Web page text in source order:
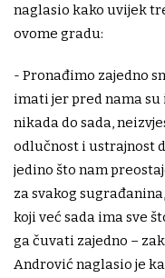
naglasio kako uvijek
ovome gradu:
- Pronađimo zajedno
imati jer pred nama su
nikada do sada,
odlučnost i ustrajnost
jedino što nam
za svakog
koji već sada ima sve
ga čuvati zajedno –
Andrović naglasio je